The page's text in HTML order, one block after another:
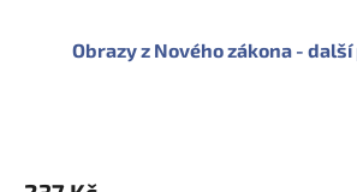
Obrazy z Nového zákona - další